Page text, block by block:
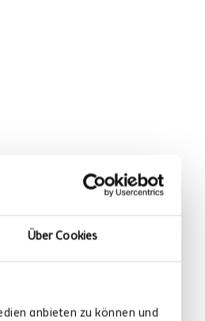
Über Cookies
anbieten zu können und